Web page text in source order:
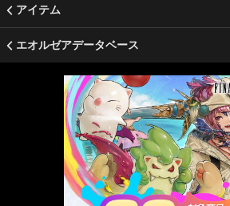
アイテム
エオルゼアデータベース